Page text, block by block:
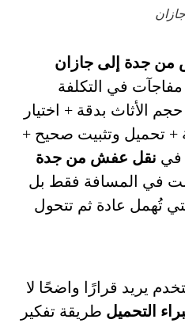
جدة إلى جازان
في التكلفة
الأثاث بدقة + اختيار
+ تحميل وتثبيت صحيح +
في نقل عفش من جدة
في المسافة فقط بل
تُهمل عادة ثم تتحول
يريد قرارًا واضحًا لا
التحميل طريقة تفكير